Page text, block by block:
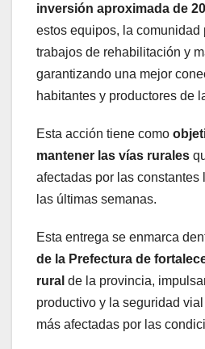
inversión aproximada de
estos equipos, la comunidad
trabajos de rehabilitación y
garantizando una mejor
habitantes y productores de
Esta acción tiene como
mantener las vías rurales
afectadas por las constantes
las últimas semanas.
Esta entrega se enmarca
de la Prefectura de
rural de la provincia,
productivo y la seguridad
más afectadas por las